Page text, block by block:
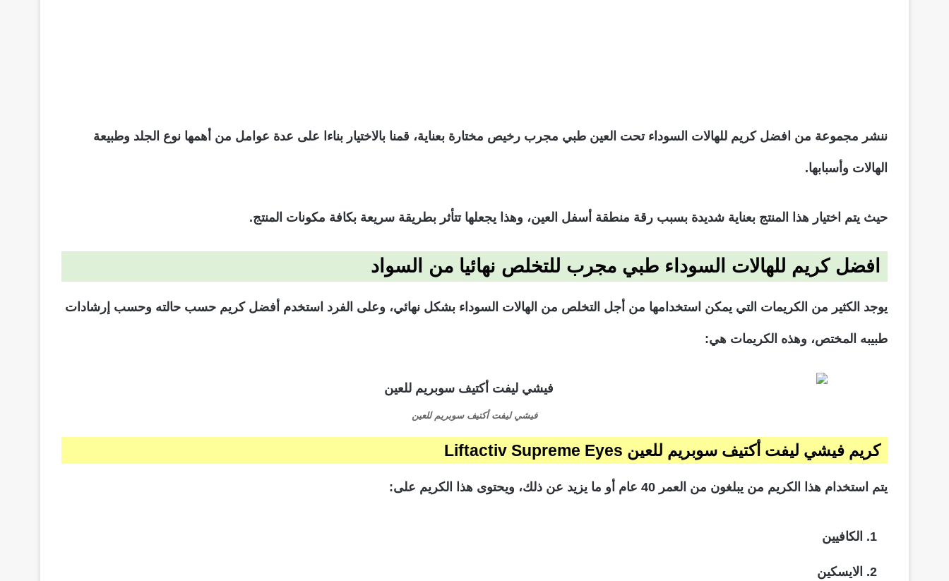
ننشر مجموعة من افضل كريم للهالات السوداء تحت العين طبي مجرب رخيص مختارة بعناية، قمنا بالاختيار بناءا على عدة عوامل من أهمها نوع الجلد وطبيعة
الهالات وأسبابها.
حيث يتم اختيار هذا المنتج بعناية شديدة بسبب رقة منطقة أسفل العين، وهذا يجعلها تتأثر بطريقة سريعة بكافة مكونات المنتج.
افضل كريم للهالات السوداء طبي مجرب للتخلص نهائيا من السواد
يوجد الكثير من الكريمات التي يمكن استخدامها من أجل التخلص من الهالات السوداء بشكل نهائي، وعلى الفرد استخدم أفضل كريم حسب حالته وحسب إرشادات
طبيبه المختص، وهذه الكريمات هي:
فيشي ليفت أكتيف سوبريم للعين
كريم فيشي ليفت أكتيف سوبريم للعين Liftactiv Supreme Eyes
يتم استخدام هذا الكريم من يبلغون من العمر 40 عام أو ما يزيد عن ذلك، ويحتوى هذا الكريم على:
الكافيين
الايسكين